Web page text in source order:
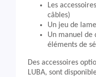
Les
câbles)
Un jeu de
Un manuel de
éléments de
Des accessoires
LUBA, sont